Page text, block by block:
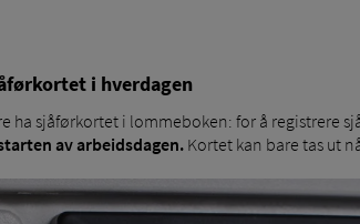
i hverdagen
ha sjåførkortet i lommeboken: for å registrere
av arbeidsdagen. Kortet kan bare tas ut